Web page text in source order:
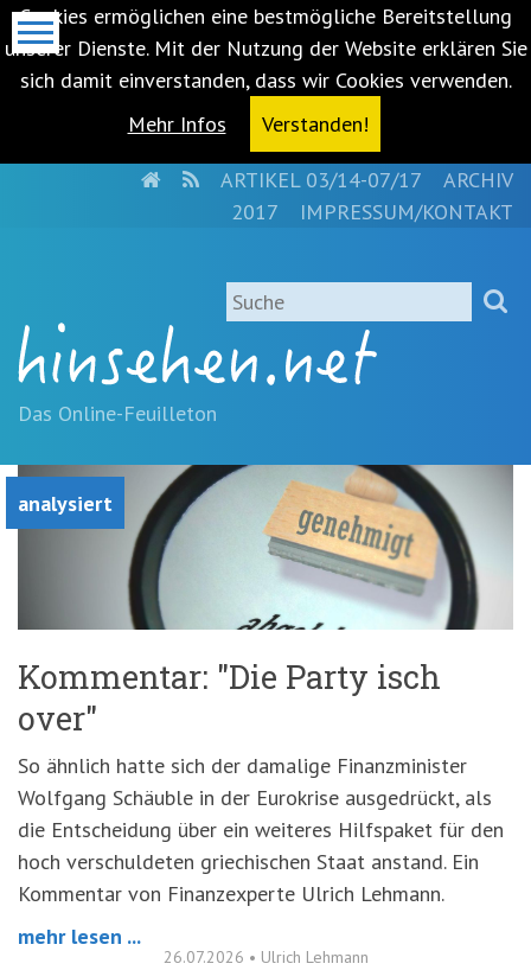
Cookies ermöglichen eine bestmögliche Bereitstellung
unserer Dienste. Mit der Nutzung der Website erklären Sie
sich damit einverstanden, dass wir Cookies verwenden.
Mehr Infos
Verstanden!
springen
(Accesskey
'1')Zur
springen
(Accesskey
'3')Zur
(Accesskey
'2')
HOMERSSARTIKEL 03/14-07/17
ARCHIV
2017
IMPRESSUM/KONTAKT
Suche
Das Online-Feuilleton
analysiert
Kommentar: "Die Party isch
over"
So ähnlich hatte sich der damalige Finanzminister
Wolfgang Schäuble in der Eurokrise ausgedrückt, als
die Entscheidung über ein weiteres Hilfspaket für den
hoch verschuldeten griechischen Staat anstand. Ein
Kommentar von Finanzexperte Ulrich Lehmann.
mehr lesen ...
26.07.2026 • Ulrich Lehmann